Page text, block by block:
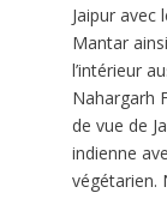
Jaipur avec
Mantar
l’intérieur
Nahargarh
de vue de
indienne
végétarien.